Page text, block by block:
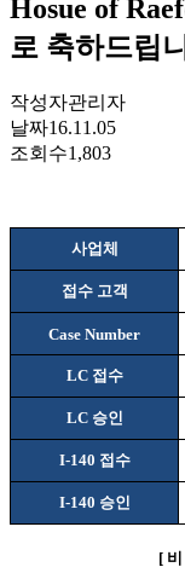
Hosue of
로 축하드립
작성자관리자
날짜16.11.05
조회수1,803
사업체
접수 고객
Case Number
LC 접수
LC 승인
I-140 접수
I-140 승인
[ 비